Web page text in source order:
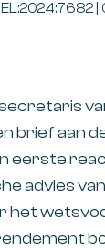
brief aan
eerste
advies van
het